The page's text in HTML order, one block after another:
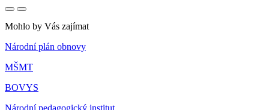
Mohlo by Vás zajímat
Národní plán obnovy
MŠMT
BOVYS
Národní pedagogický institut